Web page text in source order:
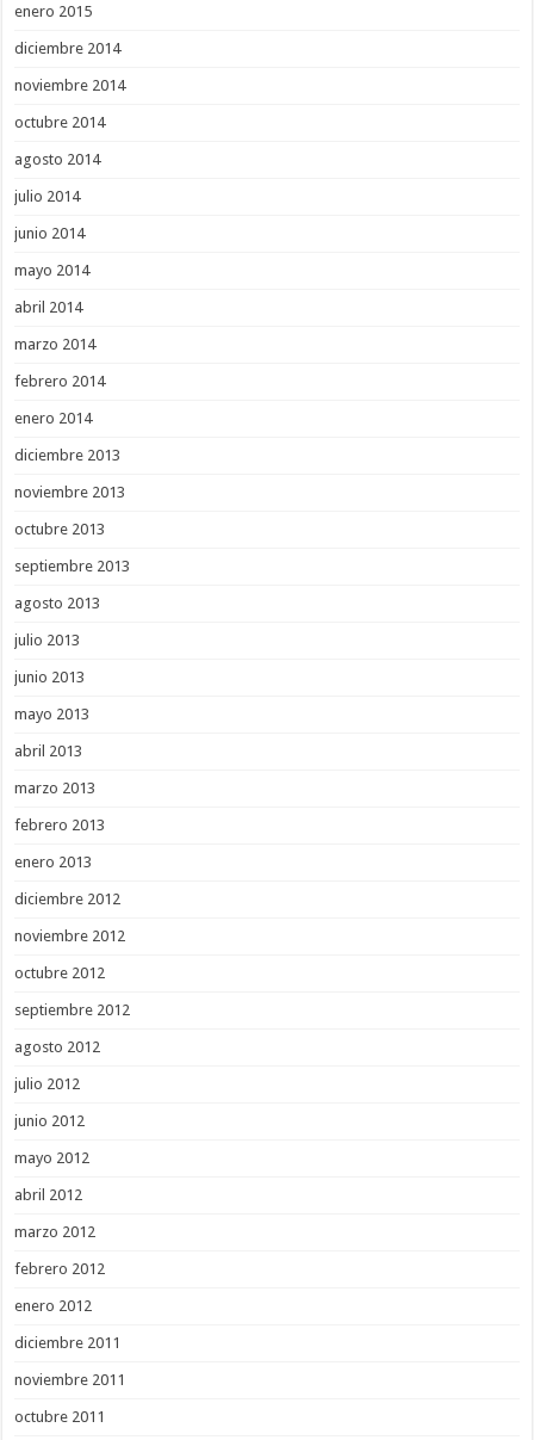
enero 2015
diciembre 2014
noviembre 2014
octubre 2014
agosto 2014
julio 2014
junio 2014
mayo 2014
abril 2014
marzo 2014
febrero 2014
enero 2014
diciembre 2013
noviembre 2013
octubre 2013
septiembre 2013
agosto 2013
julio 2013
junio 2013
mayo 2013
abril 2013
marzo 2013
febrero 2013
enero 2013
diciembre 2012
noviembre 2012
octubre 2012
septiembre 2012
agosto 2012
julio 2012
junio 2012
mayo 2012
abril 2012
marzo 2012
febrero 2012
enero 2012
diciembre 2011
noviembre 2011
octubre 2011